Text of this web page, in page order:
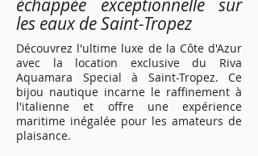
échappée exceptionnelle sur
les eaux de Saint-Tropez
Découvrez l'ultime luxe de la Côte d'Azur
avec la location exclusive du Riva
Aquamara Special à Saint-Tropez. Ce
bijou nautique incarne le raffinement à
l'italienne et offre une expérience
maritime inégalée pour les amateurs de
plaisance.